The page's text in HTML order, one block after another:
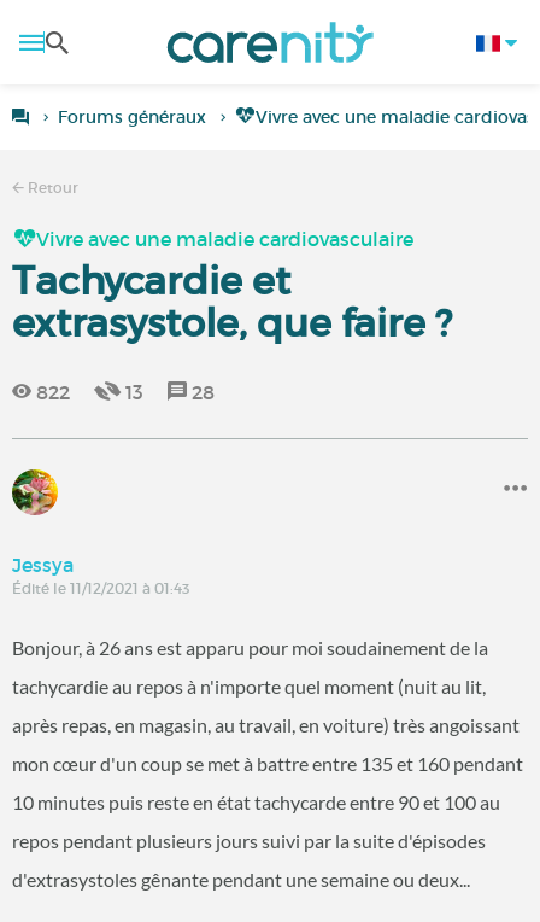
Forums généraux Vivre avec une maladie
Retour
Vivre avec une maladie cardiovasculaire
Tachycardie et
extrasystole, que faire ?
822 13 28
Jessya
Édité le 11/12/2021 à 01:43
Bonjour, à 26 ans est apparu pour moi soudainement de la
tachycardie au repos à n'importe quel moment (nuit au lit,
après repas, en magasin, au travail, en voiture) très angoissant
mon cœur d'un coup se met à battre entre 135 et 160 pendant
10 minutes puis reste en état tachycarde entre 90 et 100 au
repos pendant plusieurs jours suivi par la suite d'épisodes
d'extrasystoles gênante pendant une semaine ou deux...